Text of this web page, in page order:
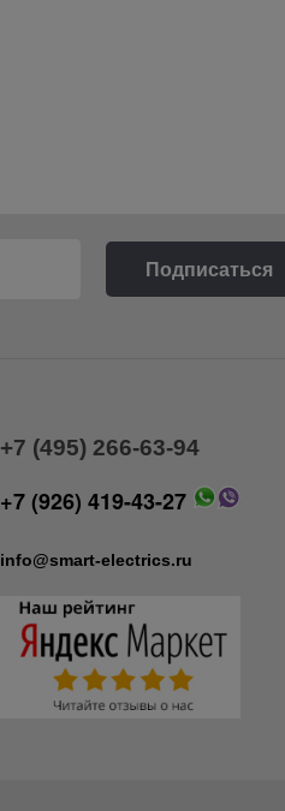
+7 (495) 266-63-94
+7 (926) 419-43-27
info@smart-electrics.ru